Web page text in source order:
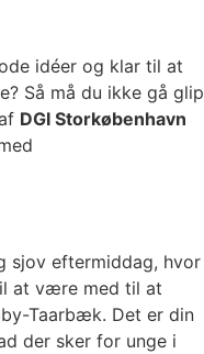
idéer og klar til at
Så må du ikke gå glip
DGI Storkøbenhavn
sjov eftermiddag, hvor
at være med til at
Taarbæk. Det er din
der sker for unge i